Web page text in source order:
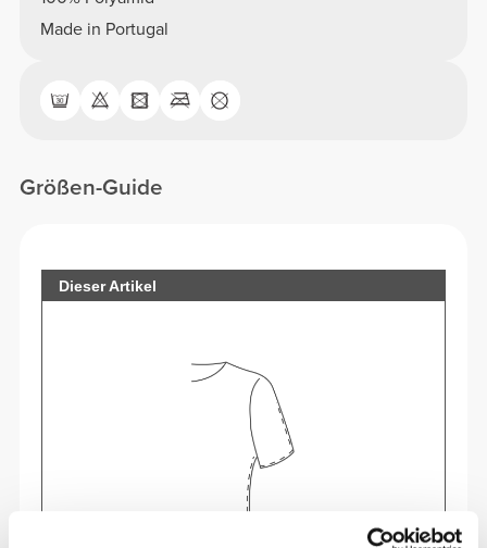
Made in Portugal
Größen-Guide
Dieser Artikel